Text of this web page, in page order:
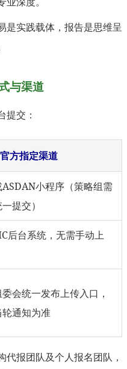
实践载体，报告是思维呈
与渠道
提交：
官方指定渠道
小程序（策略组需
提交）
后台系统，无需手动上
会统一发布上传入口，
通知为准
报团队及个人报名团队，